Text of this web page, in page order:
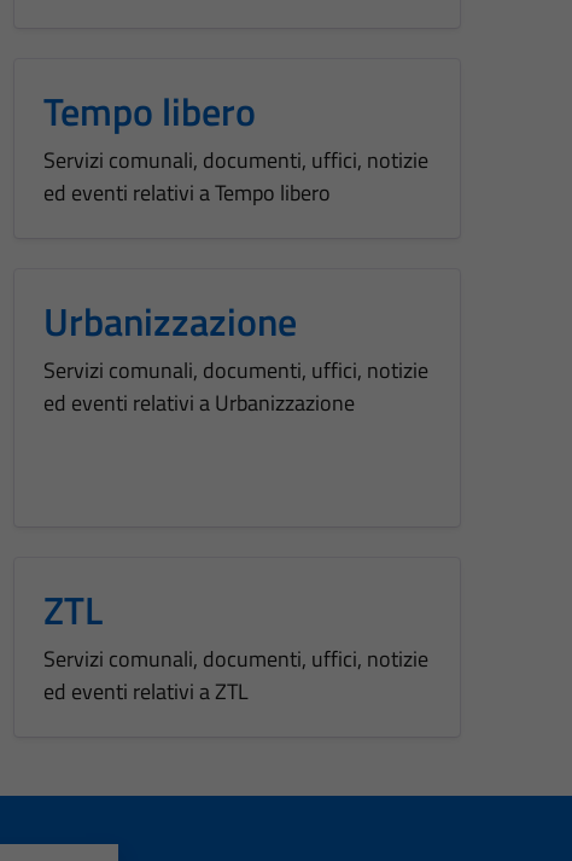
Tempo libero
Servizi comunali, documenti, uffici, notizie
ed eventi relativi a Tempo libero
Urbanizzazione
Servizi comunali, documenti, uffici, notizie
ed eventi relativi a Urbanizzazione
ZTL
Servizi comunali, documenti, uffici, notizie
ed eventi relativi a ZTL